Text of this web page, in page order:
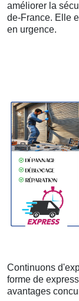
améliorer la
de-France. Elle
en urgence.
Continuons
forme de
avantages